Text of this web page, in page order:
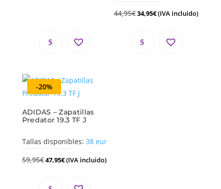
44,95€34,95€(IVA incluido)
-20%
ADIDAS – Zapatillas
Predator 19.3 TF J
Tallas disponibles: 38 eur
59,95€47,95€(IVA incluido)